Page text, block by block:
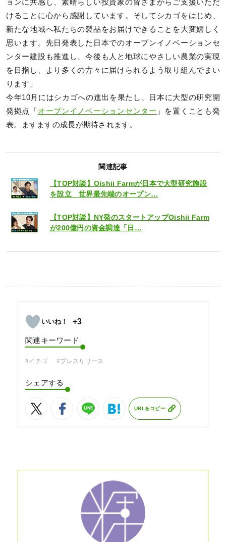
ョンに共感し、素晴らしい投資家の皆さまからご支援いただ
けることに心から感謝しています。そしてシカゴをはじめ、
新たな地域へ私たちの製品をお届けできることを大変嬉しく
思います。先日発表した日本でのオープンイノベーションセ
ンター建設も推進し、今後も人と地球にやさしい農業の実現
を目指し、より多くの方々に届けられるよう取り組んでまい
ります」
今年10月にはシカゴへの進出を果たし、日本に大型の研究開
発拠点「 オープンイノベーションセンター 」を置くことも発
表。ますますの成長が期待されます。
関連記事
【TOP対談】Oishii Farmが日本で大型研究施設
を設立 世界最先端のオープン…
【TOP対談】NY発のスタートアップOishii Farm
が200億円の資金調達「日…
+3
関連キーワード
#イチゴ #プレスリリース
シェアする
URLをコピー